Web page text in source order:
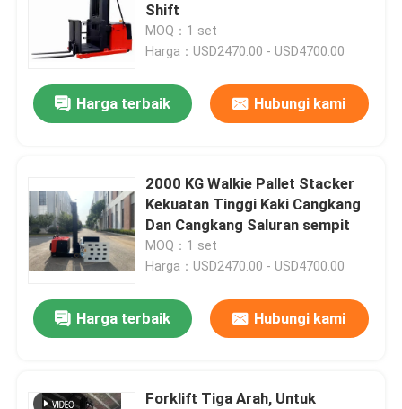
Shift
MOQ：1 set
Harga：USD2470.00 - USD4700.00
Harga terbaik Hubungi kami
2000 KG Walkie Pallet Stacker
Kekuatan Tinggi Kaki Cangkang
Dan Cangkang Saluran sempit
MOQ：1 set
Harga：USD2470.00 - USD4700.00
Harga terbaik Hubungi kami
Forklift Tiga Arah, Untuk